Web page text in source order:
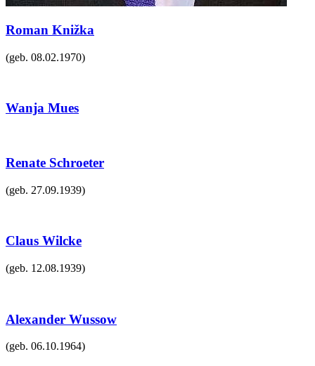
Roman Knižka
(geb. 08.02.1970)
Wanja Mues
Renate Schroeter
(geb. 27.09.1939)
Claus Wilcke
(geb. 12.08.1939)
Alexander Wussow
(geb. 06.10.1964)